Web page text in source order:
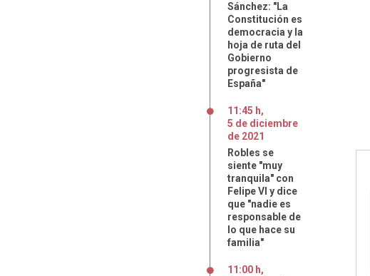
Sánchez: "La
Constitución es
democracia y la
hoja de ruta del
Gobierno
progresista de
España"
11:45 h,
5 de diciembre
de 2021
Robles se
siente "muy
tranquila" con
Felipe VI y dice
que "nadie es
responsable de
lo que hace su
familia"
11:00 h,